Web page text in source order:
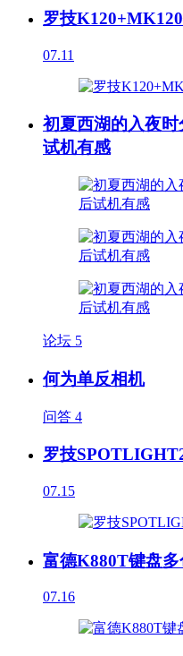
罗技
07.11
初夏西湖的入夜
试机有感
论坛 5
何为单反相机
问答 4
罗技
07.15
富德K880T键盘
07.16